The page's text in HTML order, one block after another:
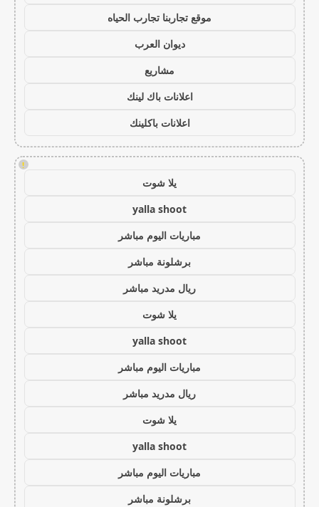
موقع تجاربنا تجارب الحياه
ديوان العرب
مشاريع
اعلانات باك لينك
اعلانات باكلينك
!
يلا شوت
yalla shoot
مباريات اليوم مباشر
برشلونة مباشر
ريال مدريد مباشر
يلا شوت
yalla shoot
مباريات اليوم مباشر
ريال مدريد مباشر
يلا شوت
yalla shoot
مباريات اليوم مباشر
برشلونة مباشر